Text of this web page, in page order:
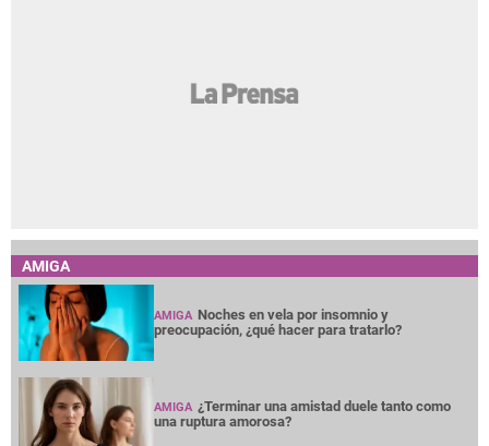
AMIGA
AMIGA Noches en vela por insomnio y
preocupación, ¿qué hacer para tratarlo?
AMIGA ¿Terminar una amistad duele tanto como
una ruptura amorosa?